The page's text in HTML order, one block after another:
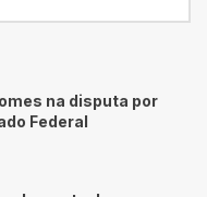
na disputa por
Federal